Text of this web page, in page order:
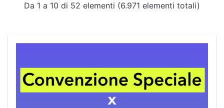
Da 1 a 10 di 52 elementi (6.971 elementi totali)